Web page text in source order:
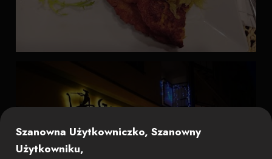
Szanowna Użytkowniczko, Szanowny
Użytkowniku,